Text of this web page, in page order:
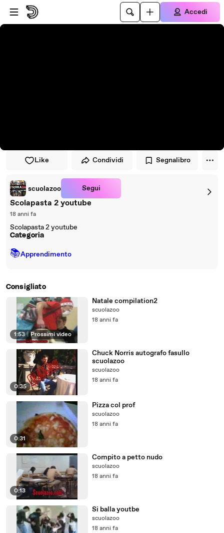
Vai al lettore
Passa al contenuto principale
Accedi
Like Condividi Segnalibro
scuolazoo Segui
Scolapasta 2 youtube
18 anni fa
Scolapasta 2 youtube
Categoria
📚Apprendimento
Consigliato
1:53 | Prossimi video
Natale compilation2
scuolazoo
18 anni fa
0:35
Chuck Norris autografo fasullo
scuolazoo
scuolazoo
18 anni fa
0:31
Pizza col prof
scuolazoo
18 anni fa
0:13
Compito a petto nudo
scuolazoo
18 anni fa
Si balla youtbe
scuolazoo
18 anni fa